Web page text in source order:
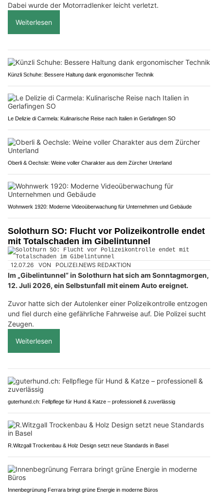
Dabei wurde der Motorradlenker leicht verletzt.
Weiterlesen
Künzli Schuhe: Bessere Haltung dank ergonomischer Technik
Le Delizie di Carmela: Kulinarische Reise nach Italien in Gerlafingen SO
Oberli & Oechsle: Weine voller Charakter aus dem Zürcher Unterland
Wohnwerk 1920: Moderne Videoüberwachung für Unternehmen und Gebäude
Solothurn SO: Flucht vor Polizeikontrolle endet
mit Totalschaden im Gibelintunnel
12.07.26 VON POLIZEI.NEWS REDAKTION
Im „Gibelintunnel“ in Solothurn hat sich am Sonntagmorgen,
12. Juli 2026, ein Selbstunfall mit einem Auto ereignet.
Zuvor hatte sich der Autolenker einer Polizeikontrolle entzogen
und fiel durch eine gefährliche Fahrweise auf. Die Polizei sucht
Zeugen.
Weiterlesen
guterhund.ch: Fellpflege für Hund & Katze – professionell & zuverlässig
R.Witzgall Trockenbau & Holz Design setzt neue Standards in Basel
Innenbegrünung Ferrara bringt grüne Energie in moderne Büros